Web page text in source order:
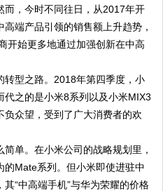
而，今时不同往日，从2017年开
端产品引领的销售额上升趋势，
开始更多地通过加强创新在中高
转型之路。2018年第四季度，小
之的是小米8系列以及小米MIX3
众望，受到了广大消费者的欢
单。在小米公司的战略规划里，
Mate系列。但小米即使进驻中
“中高端手机”与华为荣耀的价格